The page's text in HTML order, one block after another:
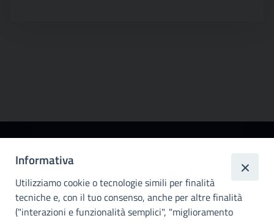
metropolitana di
Palermo
Info e contatti
Informativa
Utilizziamo cookie o tecnologie simili per finalità
tecniche e, con il tuo consenso, anche per altre finalità
("interazioni e funzionalità semplici", "miglioramento